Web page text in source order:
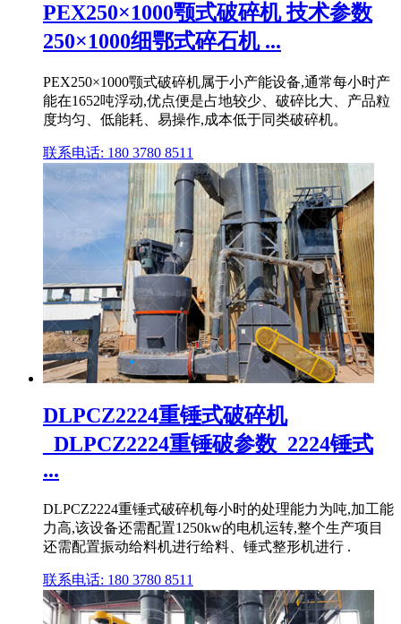
PEX250×1000颚式破碎机 技术参数
250×1000细鄂式碎石机 ...
PEX250×1000颚式破碎机属于小产能设备,通常每小时产
能在1652吨浮动,优点便是占地较少、破碎比大、产品粒
度均匀、低能耗、易操作,成本低于同类破碎机。
联系电话: 180 3780 8511
DLPCZ2224重锤式破碎机
_DLPCZ2224重锤破参数_2224锤式
...
DLPCZ2224重锤式破碎机每小时的处理能力为吨,加工能
力高,该设备还需配置1250kw的电机运转,整个生产项目
还需配置振动给料机进行给料、锤式整形机进行 .
联系电话: 180 3780 8511